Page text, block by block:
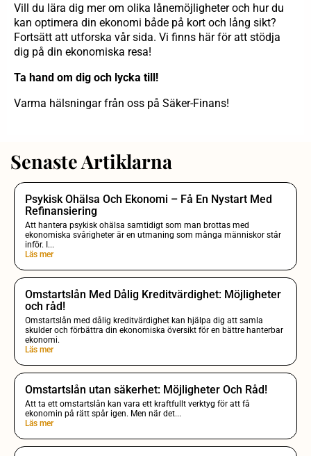
Vill du lära dig mer om olika lånemöjligheter och hur du
kan optimera din ekonomi både på kort och lång sikt?
Fortsätt att utforska vår sida. Vi finns här för att stödja
dig på din ekonomiska resa!
Ta hand om dig och lycka till!
Varma hälsningar från oss på Säker-Finans!
Senaste Artiklarna
Psykisk Ohälsa Och Ekonomi – Få En Nystart Med
Refinansiering
Att hantera psykisk ohälsa samtidigt som man brottas med
ekonomiska svårigheter är en utmaning som många människor står
inför. I...
Läs mer
Omstartslån Med Dålig Kreditvärdighet: Möjligheter
och råd!
Omstartslån med dålig kreditvärdighet kan hjälpa dig att samla
skulder och förbättra din ekonomiska översikt för en bättre hanterbar
ekonomi.
Läs mer
Omstartslån utan säkerhet: Möjligheter Och Råd!
Att ta ett omstartslån kan vara ett kraftfullt verktyg för att få
ekonomin på rätt spår igen. Men när det...
Läs mer